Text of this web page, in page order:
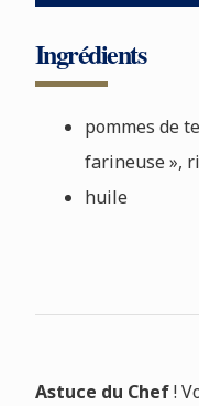
Ingrédients
pommes de
farineuse »,
huile
Astuce du Chef!